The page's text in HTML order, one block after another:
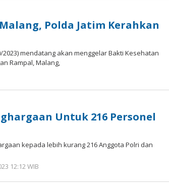
Polda Jatim Kerahkan
2023) mendatang akan menggelar Bakti Kesehatan
Rampal, Malang,
Untuk 216 Personel
kepada lebih kurang 216 Anggota Polri dan
12:12 WIB